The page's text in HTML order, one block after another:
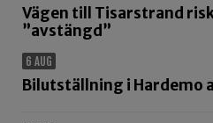
Vägen till Tisarstrand
”avstängd”
6 AUG
Bilutställning i Hardemo